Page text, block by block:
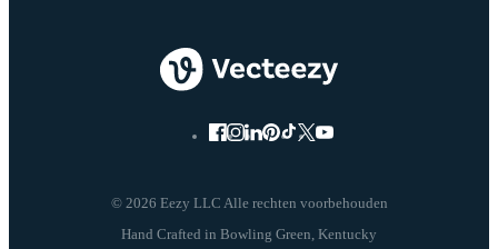
© 2026 Eezy LLC Alle rechten voorbehouden